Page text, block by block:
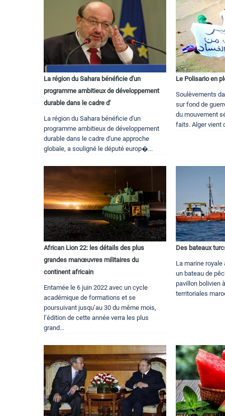
La région du Sahara bénéficie d'un
programme ambitieux de développement
durable dans le cadre d'
La région du Sahara bénéficie d'un
programme ambitieux de développement
durable dans le cadre d'une approche
globale, a souligné le député europ�...
Le Polisario en
Soulèvements
sur fond de
du mouvement
faits. Alger vient
African Lion 22: les détails des plus
grandes manœuvres militaires du
continent africain
Entamée le 6 juin 2022 avec un cycle
académique de formations et se
poursuivant jusqu’au 30 du même mois,
l’édition de cette année verra les plus
grand...
Des bateaux
La marine royale
un bateau de
pavillon bolivien
territoriales